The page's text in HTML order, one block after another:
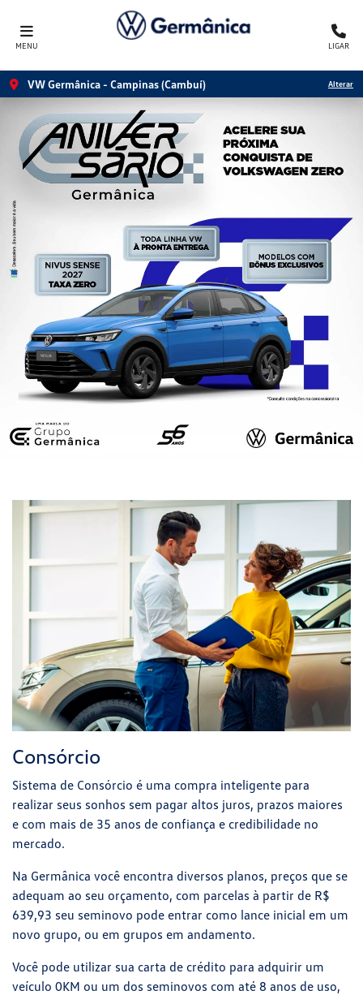
MENU LIGAR
VW Germânica - Campinas (Cambuí) Alterar
Consórcio
Sistema de Consórcio é uma compra inteligente para
realizar seus sonhos sem pagar altos juros, prazos maiores
e com mais de 35 anos de confiança e credibilidade no
mercado.
Na Germânica você encontra diversos planos, preços que se
adequam ao seu orçamento, com parcelas à partir de R$
639,93 seu seminovo pode entrar como lance inicial em um
novo grupo, ou em grupos em andamento.
Você pode utilizar sua carta de crédito para adquirir um
veículo 0KM ou um dos seminovos com até 8 anos de uso,